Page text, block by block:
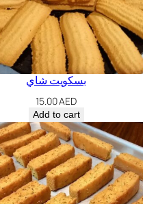
بسكويت شاي
15.00AED
Add to cart